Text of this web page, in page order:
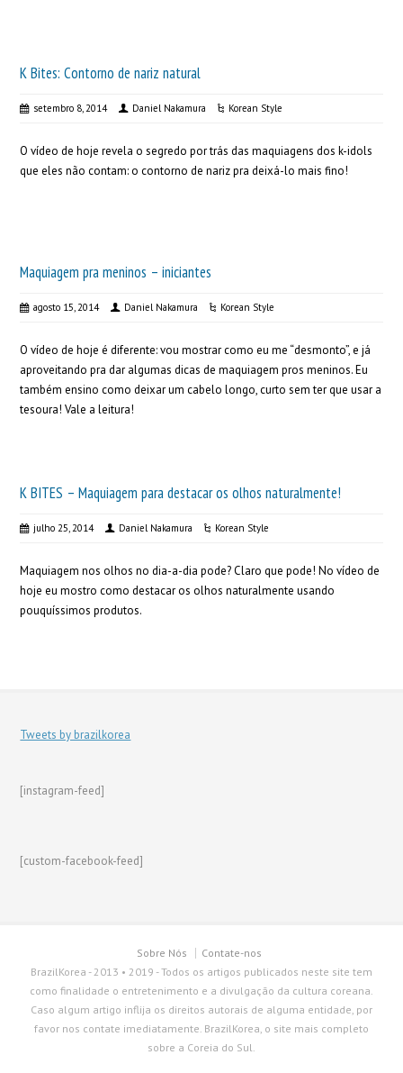
K Bites: Contorno de nariz natural
setembro 8, 2014 Daniel Nakamura Korean Style
O vídeo de hoje revela o segredo por trás das maquiagens dos k-idols
que eles não contam: o contorno de nariz pra deixá-lo mais fino!
Maquiagem pra meninos – iniciantes
agosto 15, 2014 Daniel Nakamura Korean Style
O vídeo de hoje é diferente: vou mostrar como eu me “desmonto”, e já
aproveitando pra dar algumas dicas de maquiagem pros meninos. Eu
também ensino como deixar um cabelo longo, curto sem ter que usar a
tesoura! Vale a leitura!
K BITES – Maquiagem para destacar os olhos naturalmente!
julho 25, 2014 Daniel Nakamura Korean Style
Maquiagem nos olhos no dia-a-dia pode? Claro que pode! No vídeo de
hoje eu mostro como destacar os olhos naturalmente usando
pouquíssimos produtos.
Tweets by brazilkorea
[instagram-feed]
[custom-facebook-feed]
Sobre Nós
Contate-nos
BrazilKorea - 2013 • 2019 - Todos os artigos publicados neste site tem
como finalidade o entretenimento e a divulgação da cultura coreana.
Caso algum artigo inflija os direitos autorais de alguma entidade, por
favor nos contate imediatamente. BrazilKorea, o site mais completo
sobre a Coreia do Sul.